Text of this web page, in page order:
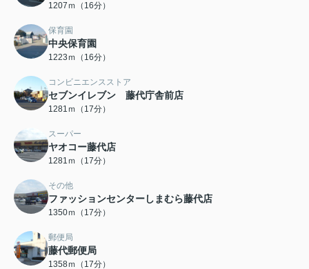
1207ｍ（16分）
保育園
中央保育園
1223ｍ（16分）
コンビニエンスストア
セブンイレブン 藤代庁舎前店
1281ｍ（17分）
スーパー
ヤオコー藤代店
1281ｍ（17分）
その他
ファッションセンターしまむら藤代店
1350ｍ（17分）
郵便局
藤代郵便局
1358ｍ（17分）